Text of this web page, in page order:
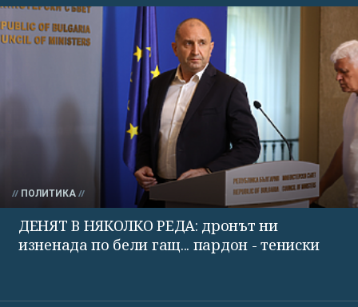
ПОЛИТИКА
ДЕНЯТ В НЯКОЛКО РЕДА: дронът ни
изненада по бели гащ... пардон - тениски